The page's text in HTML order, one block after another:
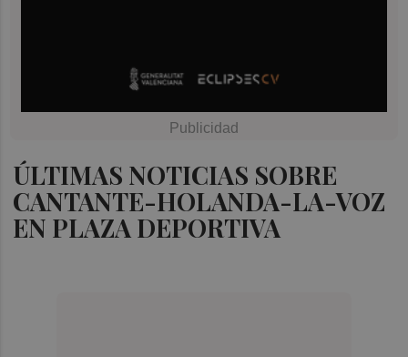
ÚLTIMAS NOTICIAS SOBRE
CANTANTE-HOLANDA-LA-VOZ
EN PLAZA DEPORTIVA